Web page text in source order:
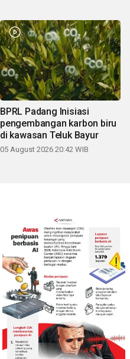
BPRL Padang Inisiasi
pengembangan karbon biru
di kawasan Teluk Bayur
05 August 2026 20:42 WIB